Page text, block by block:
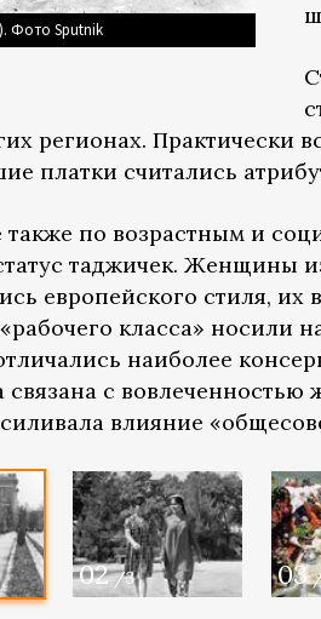
Фото Sputnik
регионах.
платки считались
также по возрастным и
таджичек. Женщины
европейского стиля, их
класса» носили
наиболее
с
влияние
02 /3 03